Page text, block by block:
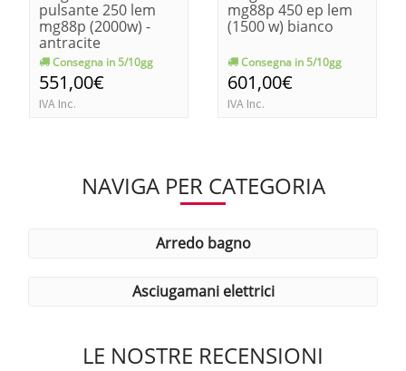
pulsante 250 lem
mg88p (2000w) -
antracite
Consegna in 5/10gg
551,00€
IVA Inc.
mg88p 450 ep lem
(1500 w) bianco
Consegna in 5/10gg
601,00€
IVA Inc.
NAVIGA PER CATEGORIA
arredo bagno
asciugamani elettrici
LE NOSTRE RECENSIONI